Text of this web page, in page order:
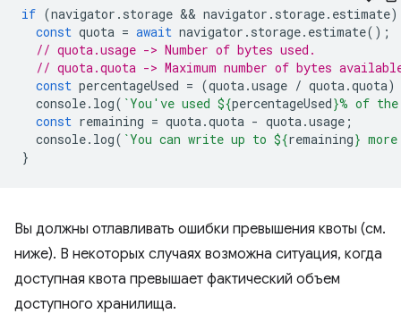
if (navigator . storage && navigator . storage. estimate)
const quota = await navigator . storage. estimate();
// quota.usage -> Number of bytes used.
// quota.quota -> Maximum number of bytes
const percentageUsed = (quota.usage / quota.quota)
console. log( `You've used ${percentageUsed}% of
const remaining = quota.quota - quota.usage ;
console. log( `You can write up to ${remaining}
}
Вы должны отлавливать ошибки превышения квоты (см.
ниже). В некоторых случаях возможна ситуация, когда
доступная квота превышает фактический объем
доступного хранилища.